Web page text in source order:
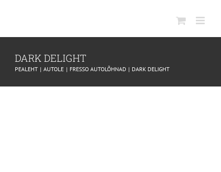
DARK DELIGHT
PEALEHT AUTOLE FRESSO AUTOLÕHNAD DARK DELIGHT